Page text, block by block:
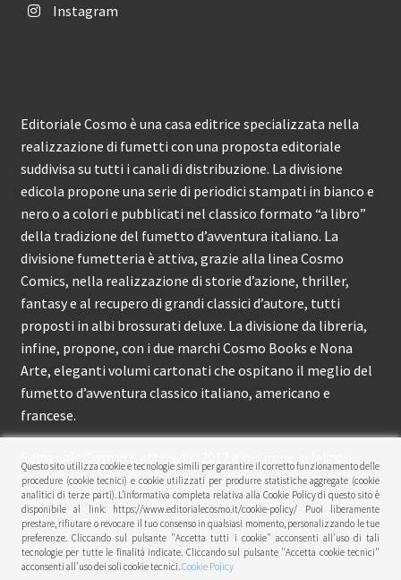
Instagram
Editoriale Cosmo è una casa editrice specializzata nella
realizzazione di fumetti con una proposta editoriale
suddivisa su tutti i canali di distribuzione. La divisione
edicola propone una serie di periodici stampati in bianco e
nero o a colori e pubblicati nel classico formato “a libro”
della tradizione del fumetto d’avventura italiano. La
divisione fumetteria è attiva, grazie alla linea Cosmo
Comics, nella realizzazione di storie d’azione, thriller,
fantasy e al recupero di grandi classici d’autore, tutti
proposti in albi brossurati deluxe. La divisione da libreria,
infine, propone, con i due marchi Cosmo Books e Nona
Arte, eleganti volumi cartonati che ospitano il meglio del
fumetto d’avventura classico italiano, americano e
francese.
Editoriale Cosmo è attiva dal 2012 e propone ai lettori
circa 150 pubblicazioni l’anno.
© Editoriale Cosmo 2026
Privacy Policy
Questo sito utilizza cookie e tecnologie simili per garantire il corretto funzionamento delle
procedure (cookie tecnici) e cookie utilizzati per produrre statistiche aggregate (cookie
analitici di terze parti). L’informativa completa relativa alla Cookie Policy di questo sito è
disponibile al link: https://www.editorialecosmo.it/cookie-policy/ Puoi liberamente
prestare, rifiutare o revocare il tuo consenso in qualsiasi momento, personalizzando le tue
preferenze. Cliccando sul pulsante "Accetta tutti i cookie" acconsenti all'uso di tali
tecnologie per tutte le finalità indicate. Cliccando sul pulsante "Accetta cookie tecnici"
acconsenti all'uso dei soli cookie tecnici.Cookie Policy